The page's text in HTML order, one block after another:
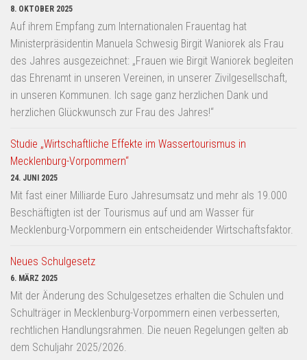
8. OKTOBER 2025
Auf ihrem Empfang zum Internationalen Frauentag hat
Ministerpräsidentin Manuela Schwesig Birgit Waniorek als Frau
des Jahres ausgezeichnet: „Frauen wie Birgit Waniorek begleiten
das Ehrenamt in unseren Vereinen, in unserer Zivilgesellschaft,
in unseren Kommunen. Ich sage ganz herzlichen Dank und
herzlichen Glückwunsch zur Frau des Jahres!“
Studie „Wirtschaftliche Effekte im Wassertourismus in
Mecklenburg-Vorpommern“
24. JUNI 2025
Mit fast einer Milliarde Euro Jahresumsatz und mehr als 19.000
Beschäftigten ist der Tourismus auf und am Wasser für
Mecklenburg-Vorpommern ein entscheidender Wirtschaftsfaktor.
Neues Schulgesetz
6. MÄRZ 2025
Mit der Änderung des Schulgesetzes erhalten die Schulen und
Schulträger in Mecklenburg-Vorpommern einen verbesserten,
rechtlichen Handlungsrahmen. Die neuen Regelungen gelten ab
dem Schuljahr 2025/2026.